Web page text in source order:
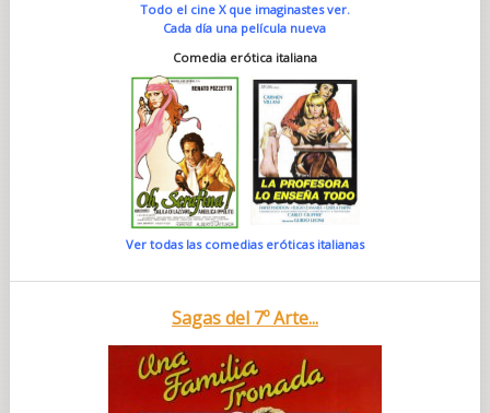
Todo el cine X que imaginastes ver.
Cada día una película nueva
Comedia erótica italiana
Ver todas las comedias eróticas italianas
Sagas del 7º Arte...